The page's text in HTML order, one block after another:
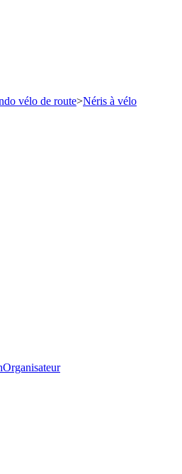
vélo de route>Néris à vélo
Organisateur